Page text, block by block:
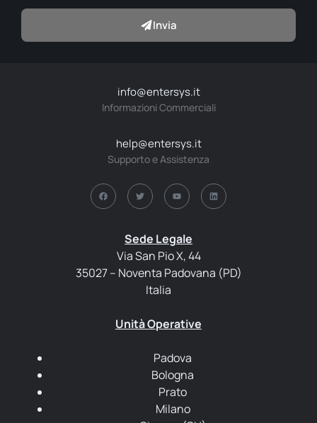
info@entersys.it
Informazioni Commerciali
help@entersys.it
Supporto e Assistenza
Sede Legale
Via San Pio X, 44
35027 – Noventa Padovana (PD)
Italia
Unità Operative
Padova
Bologna
Prato
Milano
Invia